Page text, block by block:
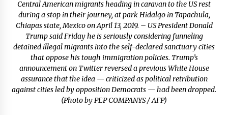
Trump anuncia acuerdo con Irán y el fin de
operaciones militares entre ambos países
2 meses atrás
Trump asegura que barcos cargados de
petróleo están empezando a salir de Ormuz
2 meses atrás
Central American migrants heading in caravan to the US rest
during a stop in their journey, at park Hidalgo in Tapachula,
Chiapas state, Mexico on April 13, 2019. – US President Donald
Trump said Friday he is seriously considering funneling
detained illegal migrants into the self-declared sanctuary cities
that oppose his tough immigration policies. Trump’s
announcement on Twitter reversed a previous White House
assurance that the idea — criticized as political retribution
against cities led by opposition Democrats — had been dropped.
(Photo by PEP COMPANYS / AFP)